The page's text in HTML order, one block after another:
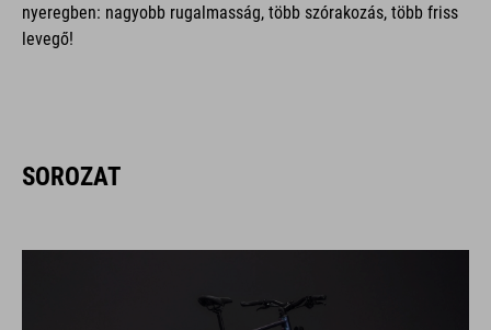
nyeregben: nagyobb rugalmasság, több szórakozás, több friss
levegő!
SOROZAT